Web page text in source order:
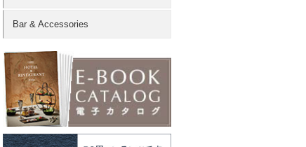
Bar & Accessories